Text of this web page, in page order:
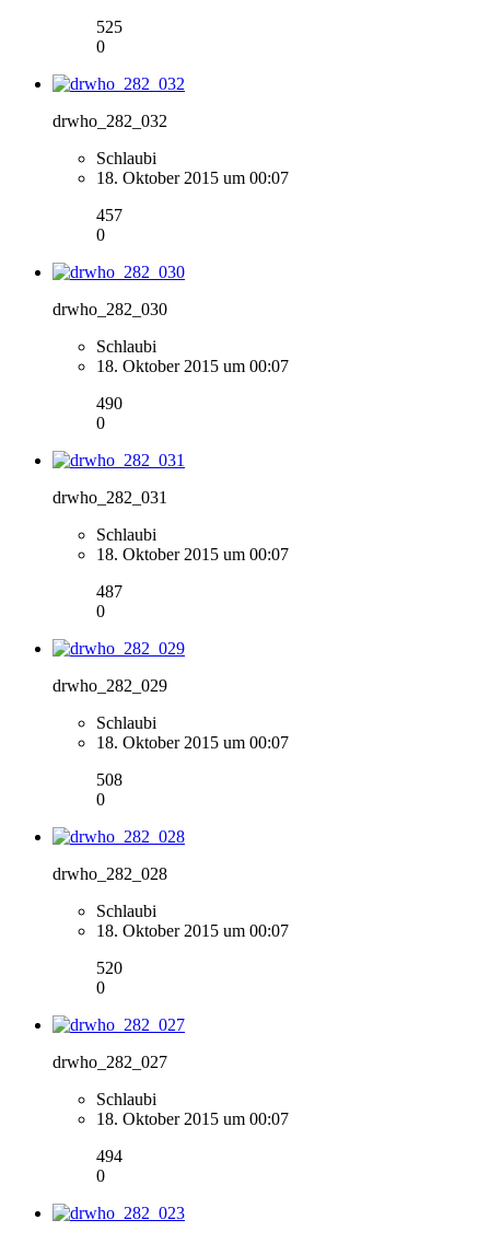
525
0
drwho_282_032
Schlaubi
18. Oktober 2015 um 00:07
457
0
drwho_282_030
Schlaubi
18. Oktober 2015 um 00:07
490
0
drwho_282_031
Schlaubi
18. Oktober 2015 um 00:07
487
0
drwho_282_029
Schlaubi
18. Oktober 2015 um 00:07
508
0
drwho_282_028
Schlaubi
18. Oktober 2015 um 00:07
520
0
drwho_282_027
Schlaubi
18. Oktober 2015 um 00:07
494
0